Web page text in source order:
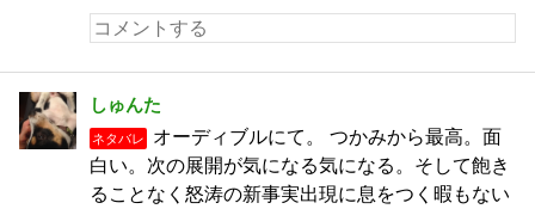
しゅんた
ネタバレ
オーディブルにて。 つかみから最高。面
白い。次の展開が気になる気になる。そして飽き
ることなく怒涛の新事実出現に息をつく暇もない